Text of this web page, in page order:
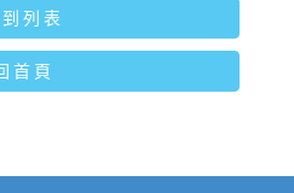
列表
首頁